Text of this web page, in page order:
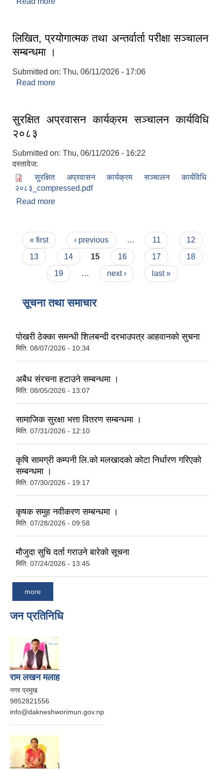
लिखित, प्रयोगात्मक तथा अन्तर्वार्ता परीक्षा सञ्चालन
सम्बन्धमा ।
Submitted on: Thu, 06/11/2026 - 17:06
Read more
सुरक्षित अप्रवासन कार्यक्रम सञ्चालन कार्यविधि
२०८३
Submitted on: Thu, 06/11/2026 - 16:22
दस्तावेज:
सुरक्षित अप्रवासन कार्यक्रम सञ्चालन कार्यविधि
२०८३_compressed.pdf
Read more
Pages
« first ‹ previous … 11
12
13
14 15 16 17
18
19
… next › last »
सूचना तथा समाचार
पोखरी ठेक्का समन्धी शिलबन्दी दरभाउपत्र आहवानकाे सुचना
मिति: 08/07/2026 - 10:34
अबैध संरचना हटाउने सम्बन्धमा ।
मिति: 08/05/2026 - 13:07
सामाजिक सुरक्षा भत्ता वितरण सम्बन्धमा ।
मिति: 07/31/2026 - 12:10
कृषि सामग्री कम्पनी लि.को मलखादको कोटा निर्धारण गरिएको
सम्बन्धमा ।
मिति: 07/30/2026 - 19:17
कृषक समुह नवीकरण सम्बन्धमा ।
मिति: 07/28/2026 - 09:58
मौजुदा सुचि दर्ता गराउने बारेको सूचना
मिति: 07/24/2026 - 13:45
more
जन प्रतिनिधि
राम लखन मलाह
नगर प्रमुख
9852821556
info@dakneshworimun.gov.np